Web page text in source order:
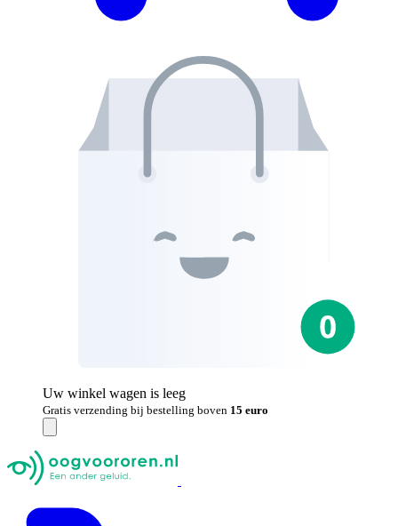
Uw winkel wagen is leeg
Gratis verzending bij bestelling boven 15 euro